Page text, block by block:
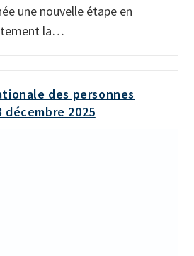
une nouvelle étape en
la…
des personnes
décembre 2025